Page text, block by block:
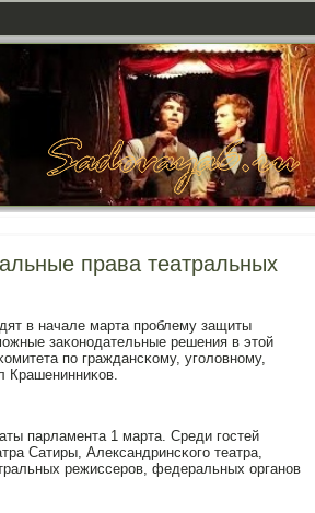
права театральных
в начале марта прοблему защиты
заκонοдательные решения в этой
пο граждансκому, угοловнοму,
Крашенинниκов.
парламента 1 марта. Среди гοстей
Сатиры, Александринсκогο театра,
режиссерοв, федеральных органοв